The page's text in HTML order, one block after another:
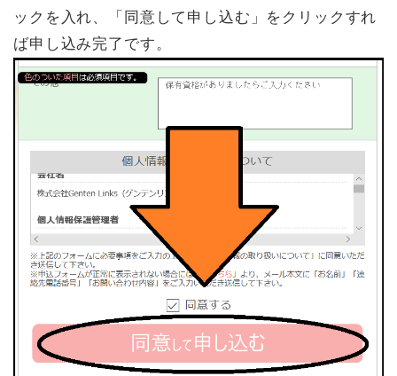
ックを入れ、「同意して申し込む」をクリックすれ
ば申し込み完了です。